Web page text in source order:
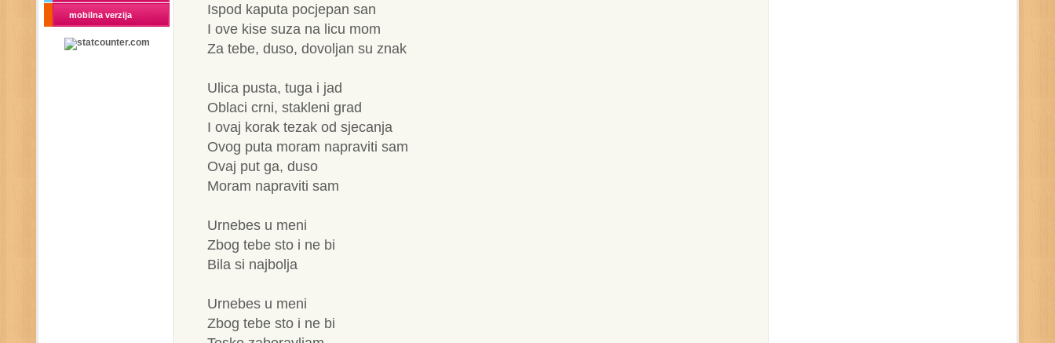
mobilna verzija
Ispod kaputa pocjepan san
I ove kise suza na licu mom
Za tebe, duso, dovoljan su znak
Ulica pusta, tuga i jad
Oblaci crni, stakleni grad
I ovaj korak tezak od sjecanja
Ovog puta moram napraviti sam
Ovaj put ga, duso
Moram napraviti sam
Urnebes u meni
Zbog tebe sto i ne bi
Bila si najbolja
Urnebes u meni
Zbog tebe sto i ne bi